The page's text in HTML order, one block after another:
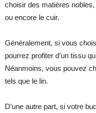
choisir des matières
ou encore le cuir.
Généralement, si vous
pourrez profiter d’un tissu
Néanmoins, vous pouvez
tels que le lin.
D’une autre part, si votre